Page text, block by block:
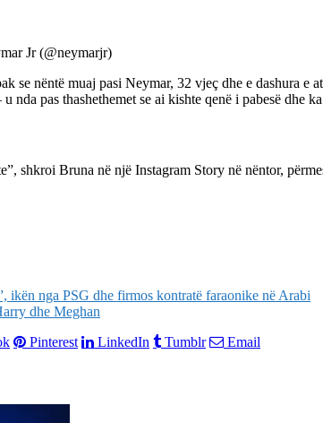
Jr (@neymarjr)
se nëntë muaj pasi Neymar, 32 vjeç dhe e dashura
nda pas thashethemet se ai kishte qenë i pabesë dhe
shkroi Bruna në një Instagram Story në nëntor,
ikën nga PSG dhe firmos kontratë faraonike në Arabi
dhe Meghan
Pinterest LinkedIn Tumblr Email